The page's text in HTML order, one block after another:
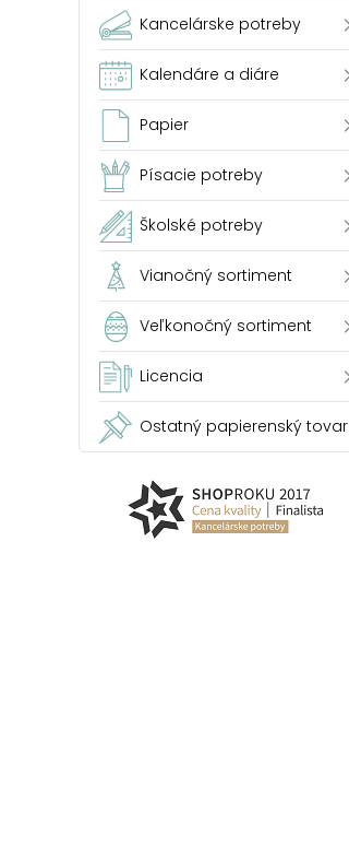
Kancelárske potreby
Kalendáre a diáre
Papier
Písacie potreby
Školské potreby
Vianočný sortiment
Veľkonočný sortiment
Licencia
Ostatný papierenský tovar